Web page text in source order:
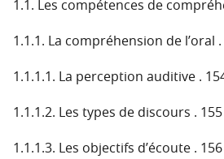
1.1. Les compétences de
1.1.1. La compréhension de l’oral .
1.1.1.1. La perception auditive .
1.1.1.2. Les types de discours . 155
1.1.1.3. Les objectifs d’écoute . 156